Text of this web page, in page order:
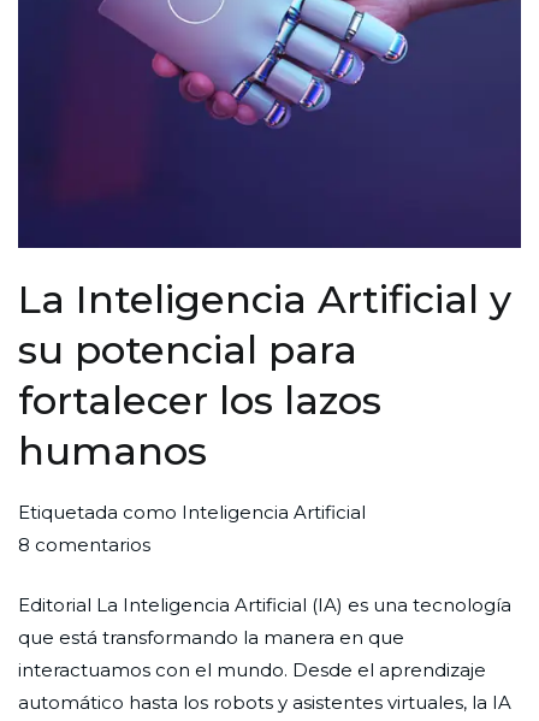
La Inteligencia Artificial y
su potencial para
fortalecer los lazos
humanos
Por
Redaccion
Nueva
Publicada
el
de
abril
de
2023
Publicada
en
Etiquetada como Inteligencia Artificial
8 comentariosen
Inteligencia
Artificial
y
su
Editorial La Inteligencia Artificial (IA) es una tecnología
que está transformando la manera en que
interactuamos con el mundo. Desde el aprendizaje
automático hasta los robots y asistentes virtuales, la IA